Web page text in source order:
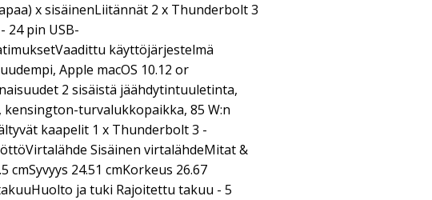
x sisäinenLiitännät 2 x Thunderbolt 3
24 pin USB-
käyttöjärjestelmä
Apple macOS 10.12 or
2 sisäistä jäähdytintuuletinta,
turvalukkopaikka, 85 W:n
kaapelit 1 x Thunderbolt 3 -
Sisäinen virtalähdeMitat &
cmSyvyys 24.51 cmKorkeus 26.67
ja tuki Rajoitettu takuu - 5